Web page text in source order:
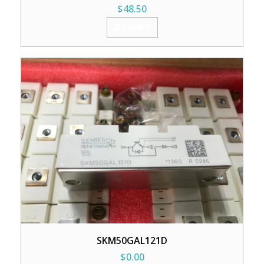
$48.50
SKM50GAL121D
$0.00